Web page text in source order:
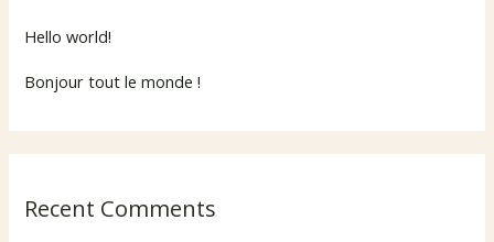
Hello world!
Bonjour tout le monde !
Recent Comments